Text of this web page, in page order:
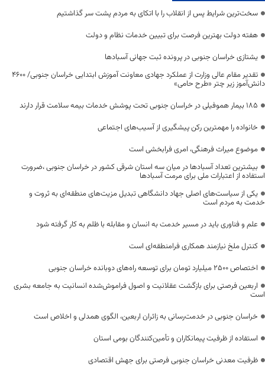
سخت‌ترین شرایط پس از انقلاب را با اتکای به مردم پشت سر گذاشتیم
هفته دولت بهترین فرصت برای تبیین خدمات نظام و دولت
یشتازی خراسان جنوبی در پرونده ثبت جهانی آسبادها
تقدیر مقام عالی وزارت از عملکرد جهادی معاونت آموزش ابتدایی خراسان جنوبی/ ۴۶۰۰
دانش‌آموز زیر چتر «طرح حامی»
۱۸۵ بیمار هموفیلی در خراسان جنوبی تحت پوشش خدمات بیمه سلامت قرار دارند
خانواده را مهمترین رکن پیشگیری از آسیب‌های اجتماعی
موضوع میراث فرهنگی، امری فرابخشی است
بیشترین تعداد آسبادها در میان سه استان شرقی کشور در خراسان جنوبی ،ضرورت
استفاده از اعتبارات ملی برای مرمت آسبادها
یکی از سیاست‌های اصلی جهاد دانشگاهی تبدیل مزیت‌های منطقه‌ای به ثروت و
خدمت به مردم است
علم و فناوری باید در مسیر خدمت به انسان و مقابله با ظلم به کار گرفته شود
کنترل ملخ نیازمند همکاری فرامنطقه‌ای است
اختصاص 2500 میلیارد تومان برای توسعه راه‌های دوبانده خراسان جنوبی
اربعین فرصتی برای بازگشت عقلانیت و اصول فراموش‌شده انسانیت به جامعه بشری
است
خراسان جنوبی در خدمت‌رسانی به زائران اربعین، الگوی همدلی و اخلاص است
استفاده از ظرفیت پیمانکاران و تأمین‌کنندگان بومی استان
ظرفیت معدنی خراسان جنوبی فرصتی برای جهش اقتصادی